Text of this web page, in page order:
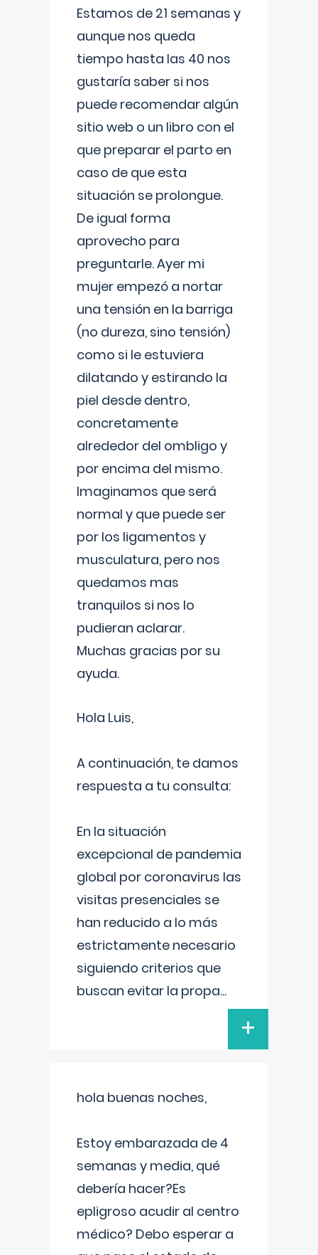
Estamos de 21 semanas y
aunque nos queda
tiempo hasta las 40 nos
gustaría saber si nos
puede recomendar algún
sitio web o un libro con el
que preparar el parto en
caso de que esta
situación se prolongue.
De igual forma
aprovecho para
preguntarle. Ayer mi
mujer empezó a nortar
una tensión en la barriga
(no dureza, sino tensión)
como si le estuviera
dilatando y estirando la
piel desde dentro,
concretamente
alrededor del ombligo y
por encima del mismo.
Imaginamos que será
normal y que puede ser
por los ligamentos y
musculatura, pero nos
quedamos mas
tranquilos si nos lo
pudieran aclarar.
Muchas gracias por su
ayuda.
Hola Luis,
A continuación, te damos
respuesta a tu consulta:
En la situación
excepcional de pandemia
global por coronavirus las
visitas presenciales se
han reducido a lo más
estrictamente necesario
siguiendo criterios que
buscan evitar la propa...
+
hola buenas noches,
Estoy embarazada de 4
semanas y media, qué
debería hacer?Es
epligroso acudir al centro
médico? Debo esperar a